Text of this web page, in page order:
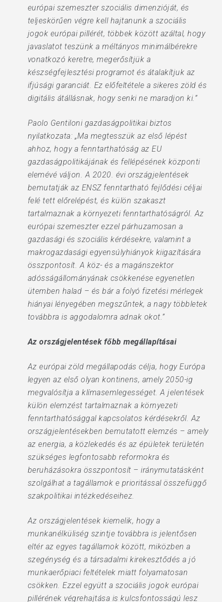
európai szemeszter szociális dimenzióját, és
teljeskörűen végre kell hajtanunk a szociális
jogok európai pillérét, többek között azáltal, hogy
javaslatot teszünk a méltányos minimálbérekre
vonatkozó keretre, megerősítjük a
készségfejlesztési programot és átalakítjuk az
ifjúsági garanciát. Ez előfeltétele a sikeres zöld és
digitális átállásnak, hogy senki ne maradjon ki.”
Paolo Gentiloni gazdaságpolitikai biztos
nyilatkozata: „Ma megtesszük az első lépést
ahhoz, hogy a fenntarthatóság az EU
gazdaságpolitikájának és fellépésének központi
elemévé váljon. A 2020. évi országjelentések
bemutatják az ENSZ fenntartható fejlődési céljai
felé tett előrelépést, és külön szakaszt
tartalmaznak a környezeti fenntarthatóságról. Az
európai szemeszter ezzel párhuzamosan a
gazdasági és szociális kérdésekre, valamint a
makrogazdasági egyensúlyhiányok kiigazítására
összpontosít. A köz- és a magánszektor
adósságállományának csökkenése egyenetlen
ütemben halad – és bár a folyó fizetési mérlegek
hiányai lényegében megszűntek, a nagy többletek
továbbra is aggodalomra adnak okot.”
Az országjelentések főbb megállapításai
Az európai zöld megállapodás célja, hogy Európa
legyen az első olyan kontinens, amely 2050-ig
megvalósítja a klímasemlegességet. A jelentések
külön elemzést tartalmaznak a környezeti
fenntarthatósággal kapcsolatos kérdésekről. Az
országjelentésekben bemutatott elemzés – amely
az energia, a közlekedés és az épületek területén
szükséges legfontosabb reformokra és
beruházásokra összpontosít – iránymutatásként
szolgálhat a tagállamok e prioritással összefüggő
szakpolitikai intézkedéseihez.
Az országjelentések kiemelik, hogy a
munkanélküliség szintje továbbra is jelentősen
eltér az egyes tagállamok között, miközben a
szegénység és a társadalmi kirekesztődés a jó
munkaerőpiaci feltételek miatt folyamatosan
csökken. Ezzel együtt a szociális jogok európai
pillérének végrehajtása is kulcsfontosságú lesz